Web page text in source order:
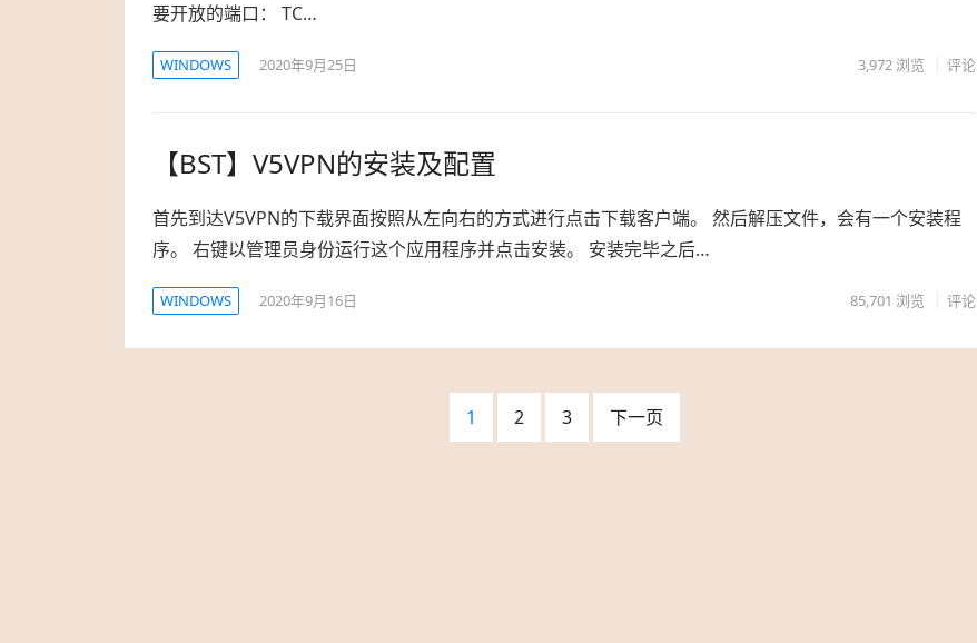
要开放的端口： TC…
WINDOWS 2020年9月25日 3,972 浏览 评论
【BST】V5VPN的安装及配置
首先到达V5VPN的下载界面按照从左向右的方式进行点击下载客户端。 然后解压文件，会有一个安装程
序。 右键以管理员身份运行这个应用程序并点击安装。 安装完毕之后…
WINDOWS 2020年9月16日 85,701 浏览 评论
1 2 3 下一页